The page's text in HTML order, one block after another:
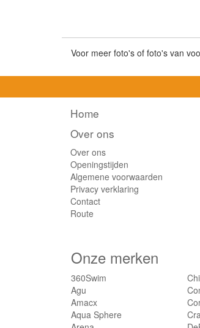
Voor meer foto's of foto's van
Home
Over ons
Over ons
Openingstijden
Algemene voorwaarden
Privacy verklaring
Contact
Route
Onze merken
360Swim
Agu
Amacx
Aqua Sphere